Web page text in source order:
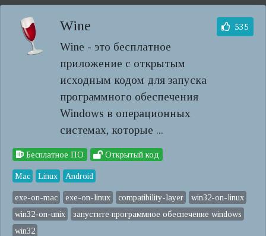
Wine
Wine - это бесплатное
приложение с открытым
исходным кодом для запуска
программного обеспечения
Windows в операционных
системах, которые ...
535
Бесплатное ПО Открытый код
Mac Linux Android
exe-on-mac exe-on-linux compatibility-layer
win32-on-linux
win32-on-unix
запустите программное обеспечение windows
win32